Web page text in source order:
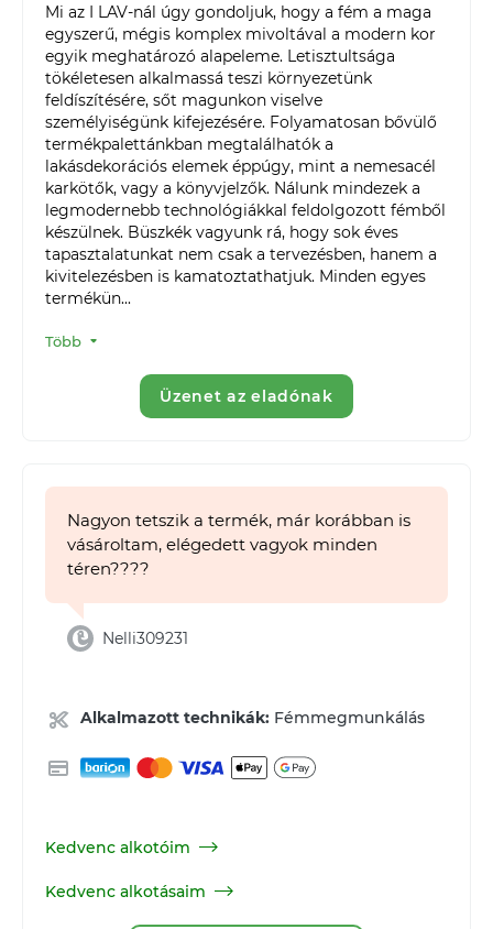
Mi az I LAV-nál úgy gondoljuk, hogy a fém a maga
egyszerű, mégis komplex mivoltával a modern kor
egyik meghatározó alapeleme. Letisztultsága
tökéletesen alkalmassá teszi környezetünk
feldíszítésére, sőt magunkon viselve
személyiségünk kifejezésére. Folyamatosan bővülő
termékpalettánkban megtalálhatók a
lakásdekorációs elemek éppúgy, mint a nemesacél
karkötők, vagy a könyvjelzők. Nálunk mindezek a
legmodernebb technológiákkal feldolgozott fémből
készülnek. Büszkék vagyunk rá, hogy sok éves
tapasztalatunkat nem csak a tervezésben, hanem a
kivitelezésben is kamatoztathatjuk. Minden egyes
termékün...
Több
Üzenet az eladónak
Nagyon tetszik a termék, már korábban is
vásároltam, elégedett vagyok minden
téren????
Nelli309231
Alkalmazott technikák: Fémmegmunkálás
Kedvenc alkotóim
Kedvenc alkotásaim